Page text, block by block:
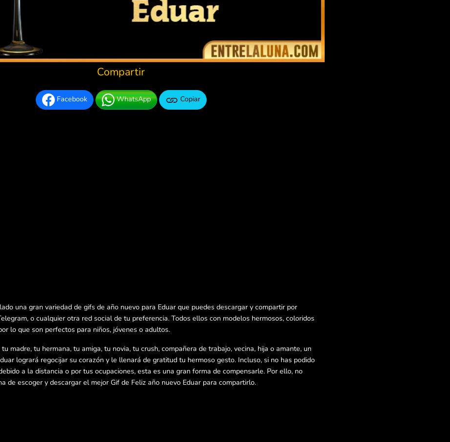
Compartir
Facebook WhatsApp Copiar
una gran variedad de gifs de año nuevo para Eduar que puedes descargar y compartir por
o cualquier otra red social de tu preferencia. Todos ellos con modelos hermosos, coloridos
lo que son perfectos para niños, jóvenes o adultos.
madre, tu hermana, tu amiga, tu novia, tu crush, compañera de trabajo, vecina, hija o amante, un
logrará regocijar su corazón y le llenará de gratitud tu hermoso gesto. Incluso, si no has podido
a la distancia o por tus ocupaciones, esta es una gran forma de compensarle. Por ello, no
de escoger y descargar el mejor Gif de Feliz año nuevo Eduar para compartirlo.